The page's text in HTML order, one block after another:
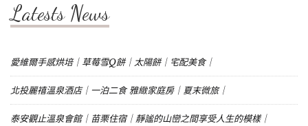
Latests News
愛維爾手感烘培｜草莓雪Q餅｜太陽餅｜宅配美食｜
北投麗禧溫泉酒店｜一泊二食 雅緻家庭房｜夏末微旅｜
泰安觀止溫泉會館｜苗栗住宿｜靜謐的山巒之間享受人生的模樣｜